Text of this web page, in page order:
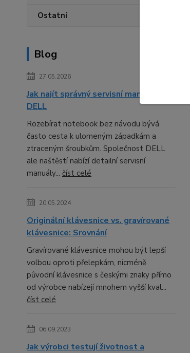
Ostatní
Blog
27.05.2026
Jak najít správný servisní manuál pro
DELL
Rozebírat notebook bez návodu bývá
často cesta k ulomeným západkám a
ztraceným šroubkům. Společnost DELL
ale naštěstí nabízí detailní servisní
manuály... číst celé
20.05.2024
Originální klávesnice vs. gravírované
klávesnice: Srovnání
Gravírované klávesnice mohou být lepší
volbou oproti přelepkám, nicméně
původní klávesnice s českými znaky přímo
od výrobce nabízejí mnohem vyšší kval...
číst celé
06.09.2023
Jak výrobci testují životnost a